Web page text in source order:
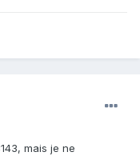
mais je ne